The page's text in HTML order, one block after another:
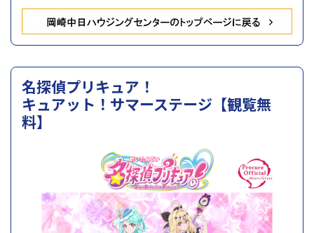
名探偵プリキュア！
キュアット！サマーステージ【観覧無
料】